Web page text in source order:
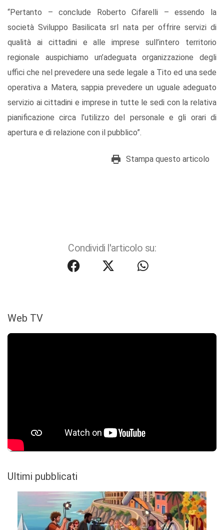
“Pertanto – conclude Roberto Cifarelli – essendo la
società Sviluppo Basilicata srl nata per offrire servizi di
qualità ai cittadini e alle imprese sull’intero territorio
regionale auspichiamo un’adeguata organizzazione degli
uffici che nel prevedere una sede legale a Tito ed una sede
operativa a Matera, sappia prevedere un uguale adeguato
servizio ai cittadini e imprese in tutte le sedi con la relativa
pianificazione circa l’utilizzo del personale e gli orari di
apertura e di relazione con il pubblico”.
Stampa questo articolo
Condividi l'articolo su:
Web TV
Ultimi pubblicati